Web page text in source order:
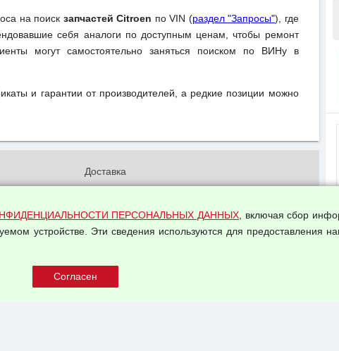
на поиск запчастей Citroen по VIN (раздел "Запросы"), где
себя аналоги по доступным ценам, чтобы ремонт
могут самостоятельно заняться поиском по ВИНу в
и гарантии от производителей, а редкие позиции можно
Доставка
Оплата и возвраты
Арендодателям
ПЕРСОНАЛЬНЫХ ДАННЫХ, включая сбор
устройстве. Эти сведения используются для предоставления